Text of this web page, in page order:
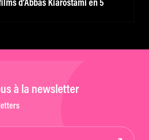
d’Abbas Kiarostami en 5
à la newsletter